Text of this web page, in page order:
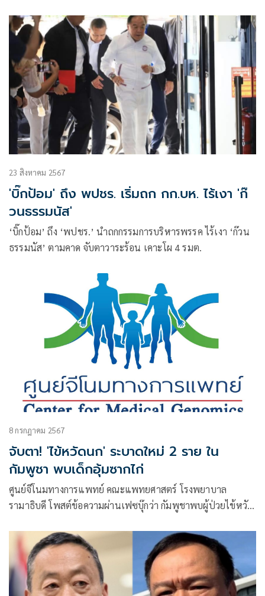
จะเอาอย่างไหน
23 สิงหาคม 2567
'บิ๊กป้อม' ถึง พปชร. เริ่มถก กก.บห. ไร้เงา 'ก๊
วนธรรมนัส'
‘บิ๊กป้อม’ ถึง ‘พปชร.’ นำถกกรรมการบริหารพรรค ไร้เงา ‘ก๊วน
ธรรมนัส’ ตามคาด จับตาวาระร้อน เคาะโผ 4 รมต.
8 กรกฎาคม 2567
จับตา! 'ไข้หวัดนก' ระบาดใหม่ 2 ราย ใน
กัมพูชา พบเด็กอุ้มซากไก่
ศูนย์จีโนมทางการแพทย์ คณะแพทยศาสตร์ โรงพยาบาล
รามาธิบดี โพสต์ข้อความผ่านเฟซบุ๊กว่า กัมพูชาพบผู้ป่วยไข้หวัด